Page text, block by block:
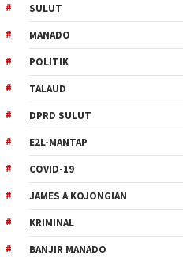
SULUT
MANADO
POLITIK
TALAUD
DPRD SULUT
E2L-MANTAP
COVID-19
JAMES A KOJONGIAN
KRIMINAL
BANJIR MANADO